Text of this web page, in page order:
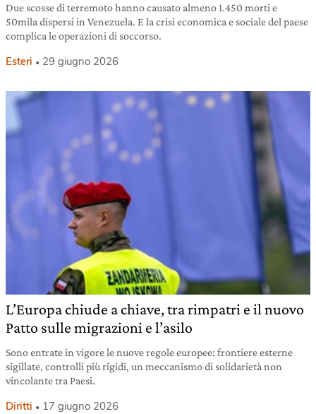
Due scosse di terremoto hanno causato almeno 1.450 morti e
50mila dispersi in Venezuela. E la crisi economica e sociale del paese
complica le operazioni di soccorso.
Esteri 29 giugno 2026
L’Europa chiude a chiave, tra rimpatri e il nuovo
Patto sulle migrazioni e l’asilo
Sono entrate in vigore le nuove regole europee: frontiere esterne
sigillate, controlli più rigidi, un meccanismo di solidarietà non
vincolante tra Paesi.
Diritti 17 giugno 2026